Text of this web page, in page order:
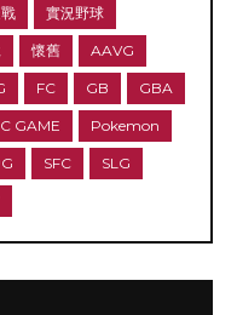
實況野球
懷舊 AAVG
FC GB GBA
GAME Pokemon
SFC SLG